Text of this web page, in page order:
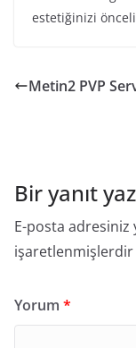
estetiğinizi
Metin2 PVP
Bir yanıt
E-posta adresiniz
işaretlenmişlerdir
Yorum *